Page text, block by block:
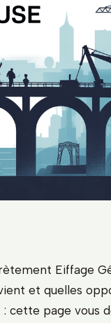
Eiffage
et quelles
cette page vous